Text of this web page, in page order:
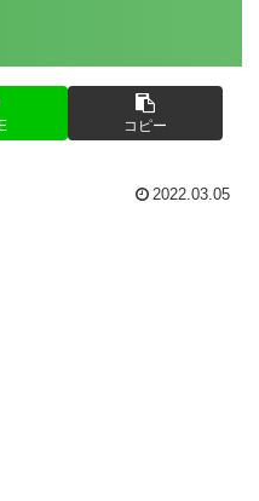
コピー
2022.03.05